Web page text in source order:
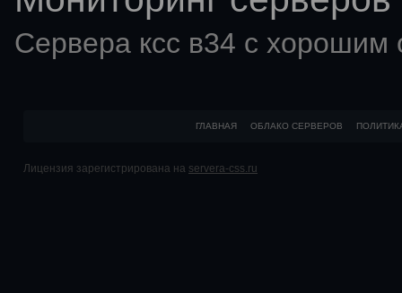
Сервера ксс в34 с хорошим
ГЛАВНАЯ ОБЛАКО СЕРВЕРОВ
Лицензия зарегистрирована на servera-css.ru